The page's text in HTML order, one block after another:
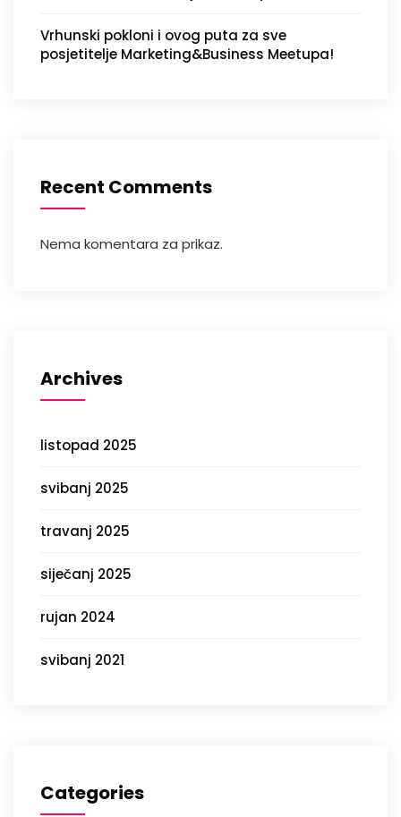
Vrhunski pokloni i ovog puta za sve
posjetitelje Marketing&Business Meetupa!
Recent Comments
Nema komentara za prikaz.
Archives
listopad 2025
svibanj 2025
travanj 2025
siječanj 2025
rujan 2024
svibanj 2021
Categories